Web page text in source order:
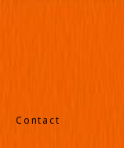
Contact